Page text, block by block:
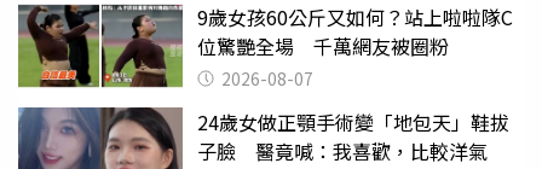
9歲女孩60公斤又如何？站上啦啦隊C
位驚艷全場 千萬網友被圈粉
2026-08-07
24歲女做正顎手術變「地包天」鞋拔
子臉 醫竟喊：我喜歡，比較洋氣